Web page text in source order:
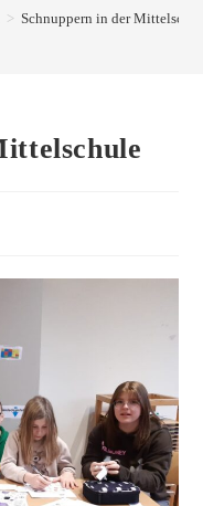
> Schnuppern in der